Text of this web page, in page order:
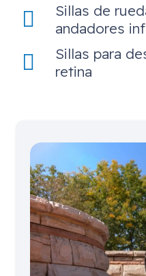
Sillas de
andadores
Sillas para
retina